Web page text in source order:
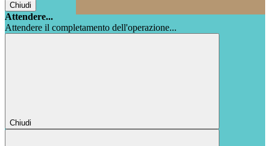
Chiudi
Attendere...
Attendere il completamento dell'operazione...
Chiudi